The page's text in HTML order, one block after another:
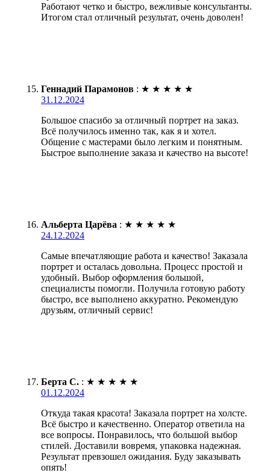
Работают четко и быстро, вежливые консультанты.
Итогом стал отличный результат, очень доволен!
Геннадий Парамонов : ★ ★ ★ ★ ★
31.12.2024
Большое спасибо за отличный портрет на заказ.
Всё получилось именно так, как я и хотел.
Общение с мастерами было легким и понятным.
Быстрое выполнение заказа и качество на высоте!
Альберта Царёва : ★ ★ ★ ★ ★
24.12.2024
Самые впечатляющие работа и качество! Заказала
портрет и осталась довольна. Процесс простой и
удобный. Выбор оформления большой,
специалисты помогли. Получила готовую работу
быстро, все выполнено аккуратно. Рекомендую
друзьям, отличный сервис!
Берта С. : ★ ★ ★ ★ ★
01.12.2024
Откуда такая красота! Заказала портрет на холсте.
Всё быстро и качественно. Оператор ответила на
все вопросы. Понравилось, что большой выбор
стилей. Доставили вовремя, упаковка надежная.
Результат превзошел ожидания. Буду заказывать
опять!